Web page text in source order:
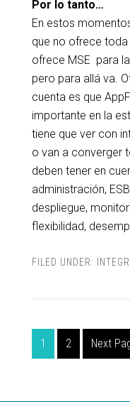
Por lo tanto…
En estos
que no ofrece
ofrece MSE para
pero para allá va.
cuenta es que
importante en la
tiene que ver con
o van a converger
deben tener en
administración,
despliegue,
flexibilidad,
FILED UNDER:
1 2 Next